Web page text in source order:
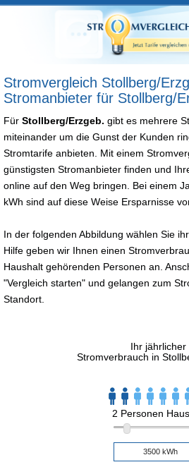
Stromvergleich Stollberg/
Stromanbieter für Stollberg/
Für Stollberg/Erzgeb. gibt es mehrere
miteinander um die Gunst der Kunden
Stromtarife anbieten. Mit einem
günstigsten Stromanbieter finden und
online auf den Weg bringen. Bei einem
kWh sind auf diese Weise Ersparnisse
In der folgenden Abbildung wählen Sie
Hilfe geben wir Ihnen einen
Haushalt gehörenden Personen an.
"Vergleich starten" und gelangen zum
Standort.
Ihr jährlicher
Stromverbrauch in
2 Personen